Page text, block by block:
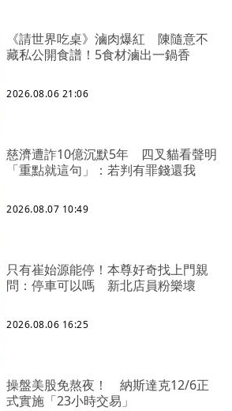
《請世界吃桌》滷肉爆紅 陳隨意不
藏私公開食譜！5食材滷出一鍋香
2026.08.06 21:06
慈濟遭詐10億沉默5年 四叉貓看聲明
「重點就這句」：若判有罪錢還我
2026.08.07 10:49
只有崔始源能停！本尊好奇找上門親
問：停車可以嗎 新北店員粉樂壞
2026.08.06 16:25
操盤美股免熬夜！ 納斯達克12/6正
式實施「23小時交易」